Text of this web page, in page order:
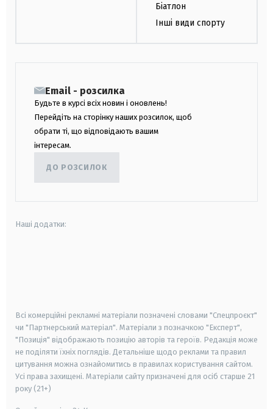
Біатлон
Інші види спорту
Email - розсилка
Будьте в курсі всіх новин і оновлень!
Перейдіть на сторінку наших розсилок, щоб
обрати ті, що відповідають вашим
інтересам.
ДО РОЗСИЛОК
Наші додатки:
Всі комерційні рекламні матеріали позначені словами "Спецпроєкт"
чи "Партнерський матеріал". Матеріали з позначкою "Експерт",
"Позиція" відображають позицію авторів та героїв. Редакція може
не поділяти їхніх поглядів. Детальніше щодо реклами та правил
цитування можна ознайомитись в правилах користування сайтом.
Усі права захищені. Матеріали сайту призначені для осіб старше 21
року (21+)